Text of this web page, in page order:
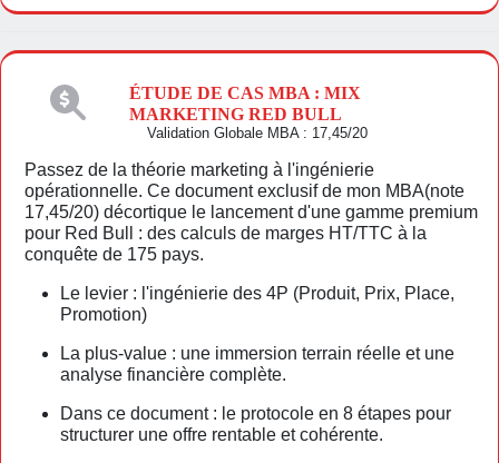
ÉTUDE DE CAS MBA : MIX
MARKETING RED BULL
Validation Globale MBA : 17,45/20
Passez de la théorie marketing à l'ingénierie
opérationnelle. Ce document exclusif de mon MBA(note
17,45/20) décortique le lancement d'une gamme premium
pour Red Bull : des calculs de marges HT/TTC à la
conquête de 175 pays.
Le levier : l'ingénierie des 4P (Produit, Prix, Place,
Promotion)
La plus-value : une immersion terrain réelle et une
analyse financière complète.
Dans ce document : le protocole en 8 étapes pour
structurer une offre rentable et cohérente.